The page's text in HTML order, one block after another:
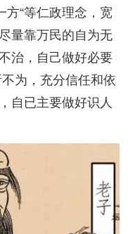
方“等仁政理念，宽
量靠万民的自为无
治，自己做好必要
为，充分信任和依
自已主要做好识人